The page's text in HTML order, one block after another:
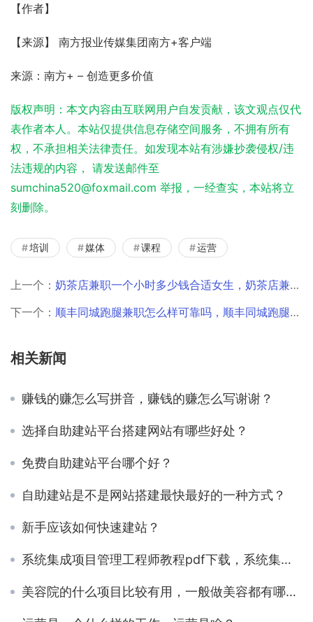
【作者】
【来源】 南方报业传媒集团南方+客户端
来源：南方+ – 创造更多价值
版权声明：本文内容由互联网用户自发贡献，该文观点仅代
表作者本人。本站仅提供信息存储空间服务，不拥有所有
权，不承担相关法律责任。如发现本站有涉嫌抄袭侵权/违
法违规的内容， 请发送邮件至
sumchina520@foxmail.com 举报，一经查实，本站将立
刻删除。
培训 媒体 课程 运营
上一个： 奶茶店兼职一个小时多少钱合适女生，奶茶店兼职一般多少钱一个小时？
下一个： 顺丰同城跑腿兼职怎么样可靠吗，顺丰同城跑腿可以兼职吗？
相关新闻
赚钱的赚怎么写拼音，赚钱的赚怎么写谢谢？
选择自助建站平台搭建网站有哪些好处？
免费自助建站平台哪个好？
自助建站是不是网站搭建最快最好的一种方式？
新手应该如何快速建站？
系统集成项目管理工程师教程pdf下载，系统集成项目管理工程师教程第二版？
美容院的什么项目比较有用，一般做美容都有哪些项目？